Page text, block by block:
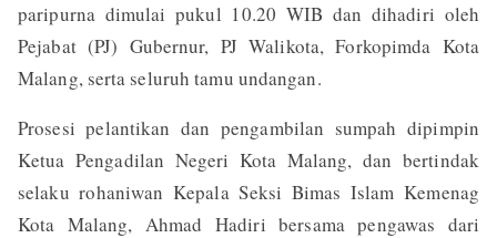
paripurna dimulai pukul 10.20 WIB dan dihadiri oleh
Pejabat (PJ) Gubernur, PJ Walikota, Forkopimda Kota
Malang, serta seluruh tamu undangan.
Prosesi pelantikan dan pengambilan sumpah dipimpin
Ketua Pengadilan Negeri Kota Malang, dan bertindak
selaku rohaniwan Kepala Seksi Bimas Islam Kemenag
Kota Malang, Ahmad Hadiri bersama pengawas dari